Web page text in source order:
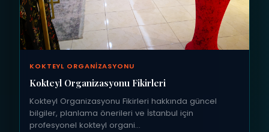
KOKTEYL ORGANIZASYONU
Kokteyl Organizasyonu Fikirleri
Kokteyl Organizasyonu Fikirleri hakkında güncel
bilgiler, planlama önerileri ve İstanbul için
profesyonel kokteyl organi…